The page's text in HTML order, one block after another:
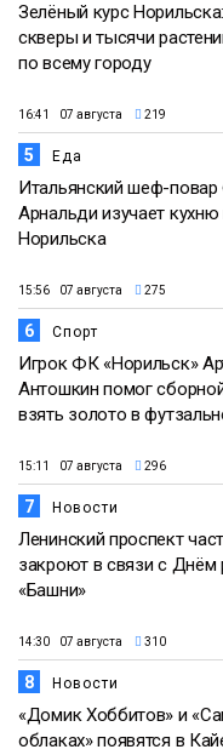
Зелёный курс
скверы и тысячи
по всему городу
16:41 07 августа 219
5 Еда
Итальянский шеф-
Арнальди изучает
Норильска
15:56 07 августа 275
6 Спорт
Игрок ФК «Норильск»
Антошкин помог
взять золото в
15:11 07 августа 296
7 Новости
Ленинский проспект
закроют в связи с Днём
«Башни»
14:30 07 августа 310
8 Новости
«Домик Хоббитов» и
облаках» появятся в